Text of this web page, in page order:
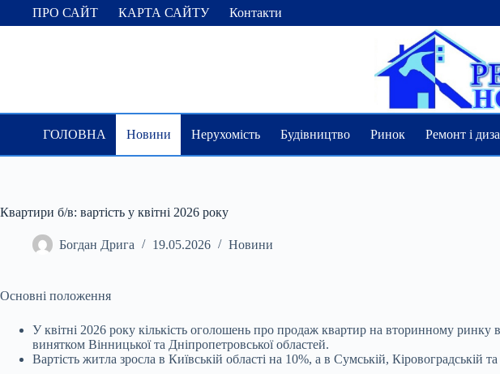
ПерейтиПРО САЙТ КАРТА САЙТУ Контакти
ГОЛОВНА Новини Нерухомість Будівництво Ринок Ремонт і
Квартири б/в: вартість у квітні 2026 року
Богдан Дрига 19.05.2026 Новини
Основні положення
У квітні 2026 року кількість оголошень про продаж квартир на вторинному ринку в
винятком Вінницької та Дніпропетровської областей.
Вартість житла зросла в Київській області на 10%, а в Сумській,